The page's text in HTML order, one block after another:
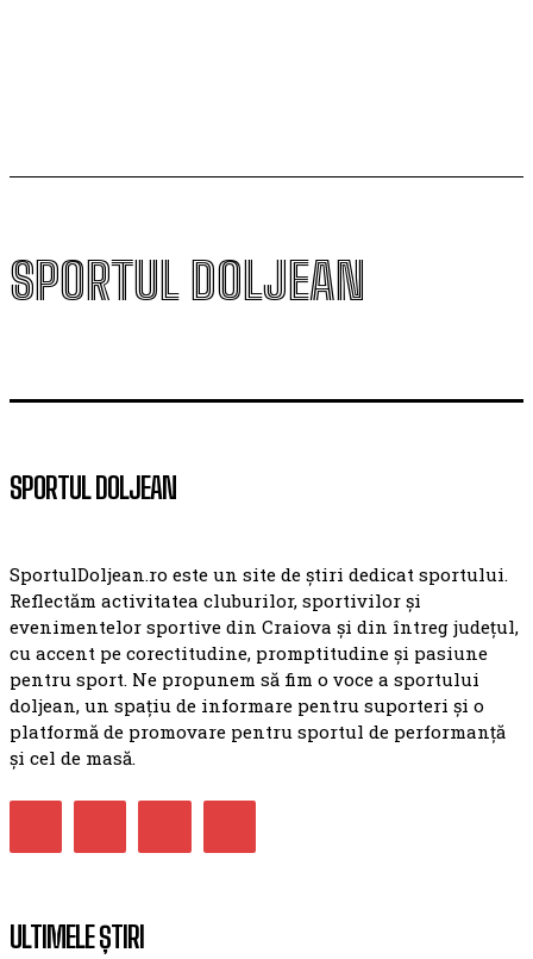
SPORTUL DOLJEAN
SPORTUL DOLJEAN
SportulDoljean.ro este un site de știri dedicat sportului.
Reflectăm activitatea cluburilor, sportivilor și
evenimentelor sportive din Craiova și din întreg județul,
cu accent pe corectitudine, promptitudine și pasiune
pentru sport. Ne propunem să fim o voce a sportului
doljean, un spațiu de informare pentru suporteri și o
platformă de promovare pentru sportul de performanță
și cel de masă.
ULTIMELE ȘTIRI